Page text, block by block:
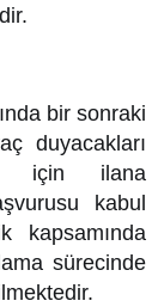
bir sonraki
duyacakları
için ilana
kabul
kapsamında
sürecinde